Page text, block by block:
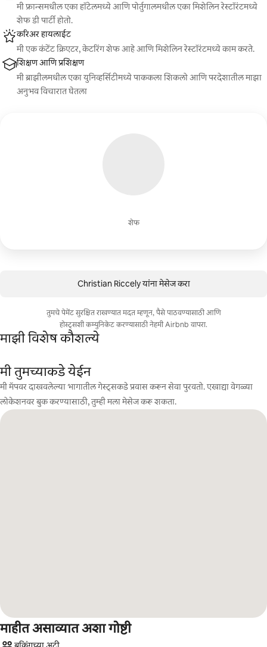
शेफ
मी फ्रान्समधील एका हॉटेलमध्ये आणि पोर्तुगालमधील एका मिशेलिन रेस्टॉरंटमध्ये
शेफ डी पार्टी होतो.
करिअर हायलाईट
मी एक कंटेंट क्रिएटर, केटरिंग शेफ आहे आणि मिशेलिन रेस्टॉरंटमध्ये काम करते.
शिक्षण आणि प्रशिक्षण
मी ब्राझीलमधील एका युनिव्हर्सिटीमध्ये पाककला शिकलो आणि परदेशातील माझा
अनुभव विचारात घेतला
Christian Riccely यांना मेसेज करा
तुमचे पेमेंट सुरक्षित राखण्यात मदत म्हणून, पैसे पाठवण्यासाठी आणि
होस्ट्सशी कम्युनिकेट करण्यासाठी नेहमी Airbnb वापरा.
माझी विशेष कौशल्ये
मी तुमच्याकडे येईन
मी मॅपवर दाखवलेल्या भागातील गेस्ट्सकडे प्रवास करून सेवा पुरवतो. एखाद्या वेगळ्या
लोकेशनवर बुक करण्यासाठी, तुम्ही मला मेसेज करू शकता.
माहीत असाव्यात अशा गोष्टी